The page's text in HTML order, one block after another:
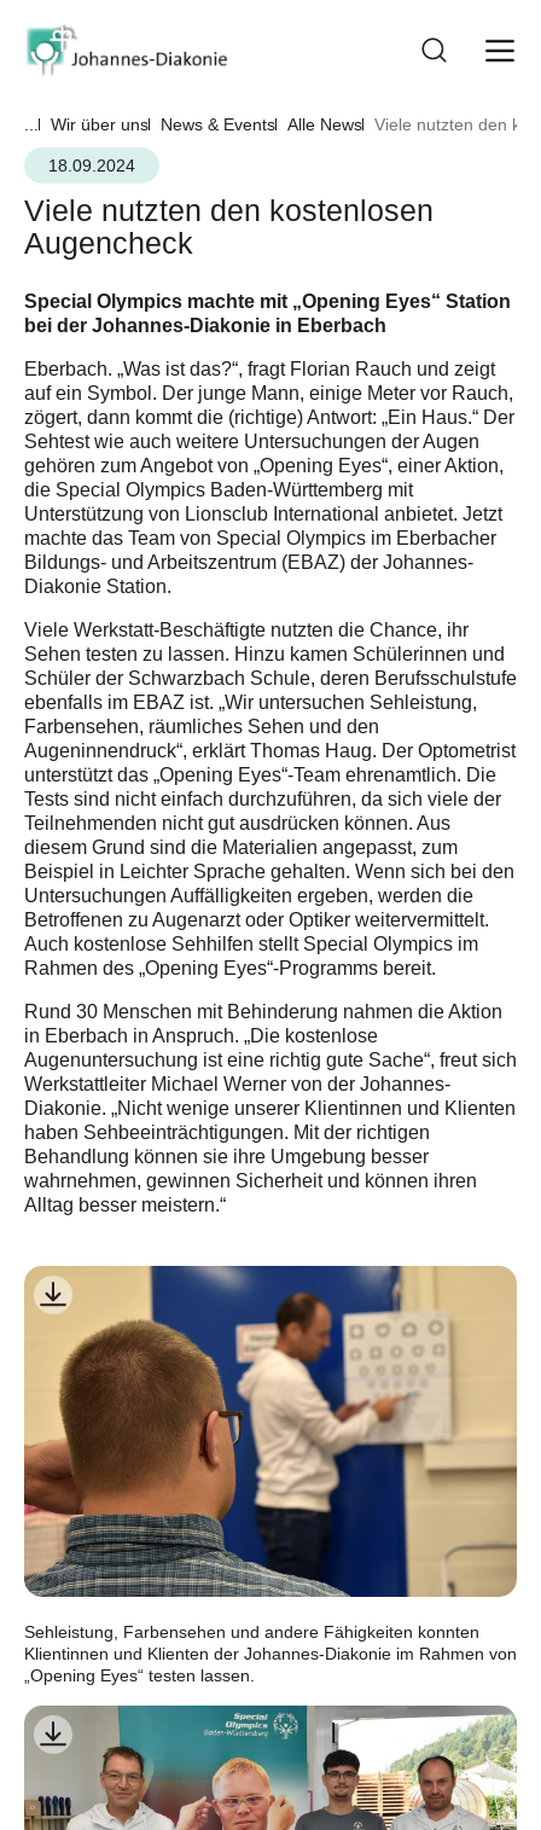
... Wir über uns News & Events Alle News Viele nutzten den
18.09.2024
Viele nutzten den kostenlosen
Augencheck
Special Olympics machte mit „Opening Eyes“ Station
bei der Johannes-Diakonie in Eberbach
Eberbach. „Was ist das?“, fragt Florian Rauch und zeigt
auf ein Symbol. Der junge Mann, einige Meter vor Rauch,
zögert, dann kommt die (richtige) Antwort: „Ein Haus.“ Der
Sehtest wie auch weitere Untersuchungen der Augen
gehören zum Angebot von „Opening Eyes“, einer Aktion,
die Special Olympics Baden-Württemberg mit
Unterstützung von Lionsclub International anbietet. Jetzt
machte das Team von Special Olympics im Eberbacher
Bildungs- und Arbeitszentrum (EBAZ) der Johannes-
Diakonie Station.
Viele Werkstatt-Beschäftigte nutzten die Chance, ihr
Sehen testen zu lassen. Hinzu kamen Schülerinnen und
Schüler der Schwarzbach Schule, deren Berufsschulstufe
ebenfalls im EBAZ ist. „Wir untersuchen Sehleistung,
Farbensehen, räumliches Sehen und den
Augeninnendruck“, erklärt Thomas Haug. Der Optometrist
unterstützt das „Opening Eyes“-Team ehrenamtlich. Die
Tests sind nicht einfach durchzuführen, da sich viele der
Teilnehmenden nicht gut ausdrücken können. Aus
diesem Grund sind die Materialien angepasst, zum
Beispiel in Leichter Sprache gehalten. Wenn sich bei den
Untersuchungen Auffälligkeiten ergeben, werden die
Betroffenen zu Augenarzt oder Optiker weitervermittelt.
Auch kostenlose Sehhilfen stellt Special Olympics im
Rahmen des „Opening Eyes“-Programms bereit.
Rund 30 Menschen mit Behinderung nahmen die Aktion
in Eberbach in Anspruch. „Die kostenlose
Augenuntersuchung ist eine richtig gute Sache“, freut sich
Werkstattleiter Michael Werner von der Johannes-
Diakonie. „Nicht wenige unserer Klientinnen und Klienten
haben Sehbeeinträchtigungen. Mit der richtigen
Behandlung können sie ihre Umgebung besser
wahrnehmen, gewinnen Sicherheit und können ihren
Alltag besser meistern.“
Sehleistung, Farbensehen und andere Fähigkeiten konnten
Klientinnen und Klienten der Johannes-Diakonie im Rahmen von
„Opening Eyes“ testen lassen.